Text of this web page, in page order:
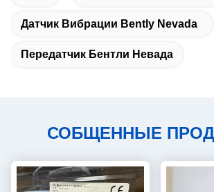
Датчик Вибрации Bently Nevada
Передатчик Бентли Невада
СОБЩЕННЫЕ